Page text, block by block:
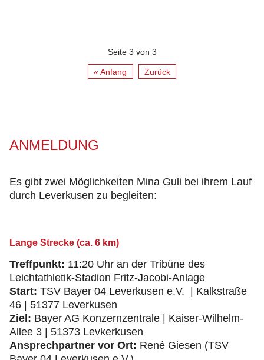
Seite 3 von 3
« Anfang Zurück
ANMELDUNG
Es gibt zwei Möglichkeiten Mina Guli bei ihrem Lauf
durch Leverkusen zu begleiten:
Lange Strecke (ca. 6 km)
Treffpunkt: 11:20 Uhr an der Tribüne des
Leichtathletik-Stadion Fritz-Jacobi-Anlage
Start: TSV Bayer 04 Leverkusen e.V. | Kalkstraße
46 | 51377 Leverkusen
Ziel: Bayer AG Konzernzentrale | Kaiser-Wilhelm-
Allee 3 | 51373 Levkerkusen
Ansprechpartner vor Ort: René Giesen (TSV